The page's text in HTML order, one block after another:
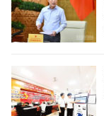
THẾ GIỚI
GIÁO DỤC